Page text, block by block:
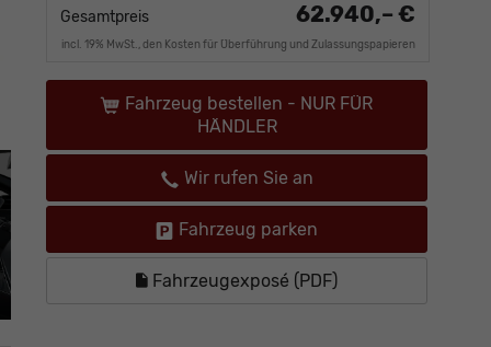
Gesamtpreis 62.940,– €
incl. 19% MwSt., den Kosten für Überführung und Zulassungspapieren
Fahrzeug bestellen - NUR FÜR
HÄNDLER
Wir rufen Sie an
Fahrzeug parken
Fahrzeugexposé (PDF)